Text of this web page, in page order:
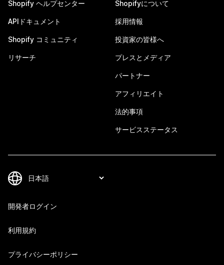
Shopify ヘルプセンター
APIドキュメント
Shopify コミュニティ
リサーチ
Shopifyについて
採用情報
投資家の皆様へ
プレスとメディア
パートナー
アフィリエイト
法的事項
サービスステータス
開発者ログイン
利用規約
プライバシーポリシー